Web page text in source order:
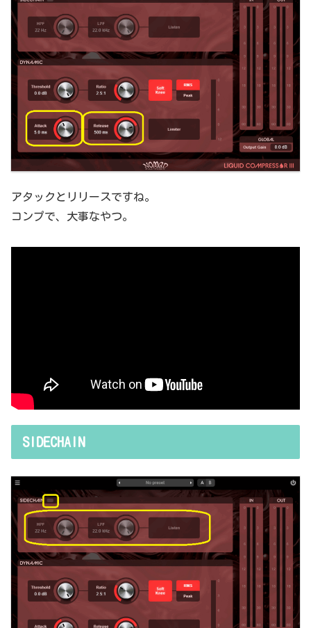
アタックとリリースですね。
コンプで、大事なやつ。
SIDECHAIN